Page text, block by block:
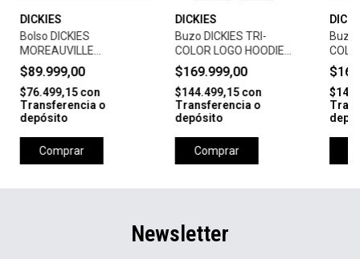
DICKIES
Bolso DICKIES
MOREAUVILLE
CROSSBODY BAG-
BLACK
$89.999,00
$76.499,15con
Transferencia o
depósito
Comprar
DICKIES
Buzo DICKIES TRI-
COLOR LOGO HOODIE
WITH DWR-BROWN
DUCK
$169.999,00
$144.499,15con
Transferencia o
depósito
Comprar
Buzo
WITH
Newsletter